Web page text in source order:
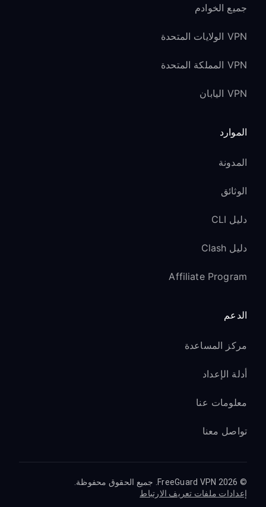
جميع الخوادم
VPN الولايات المتحدة
VPN المملكة المتحدة
VPN اليابان
الموارد
المدونة
الوثائق
دليل CLI
دليل Clash
Affiliate Program
الدعم
مركز المساعدة
أدلة الإعداد
معلومات عنا
تواصل معنا
© 2026 FreeGuard VPN. جميع الحقوق محفوظة.
إعدادات ملفات تعريف الارتباط